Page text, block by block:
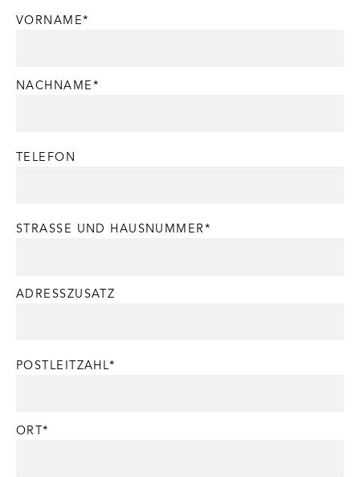
VORNAME*
NACHNAME*
TELEFON
STRASSE UND HAUSNUMMER*
ADRESSZUSATZ
POSTLEITZAHL*
ORT*